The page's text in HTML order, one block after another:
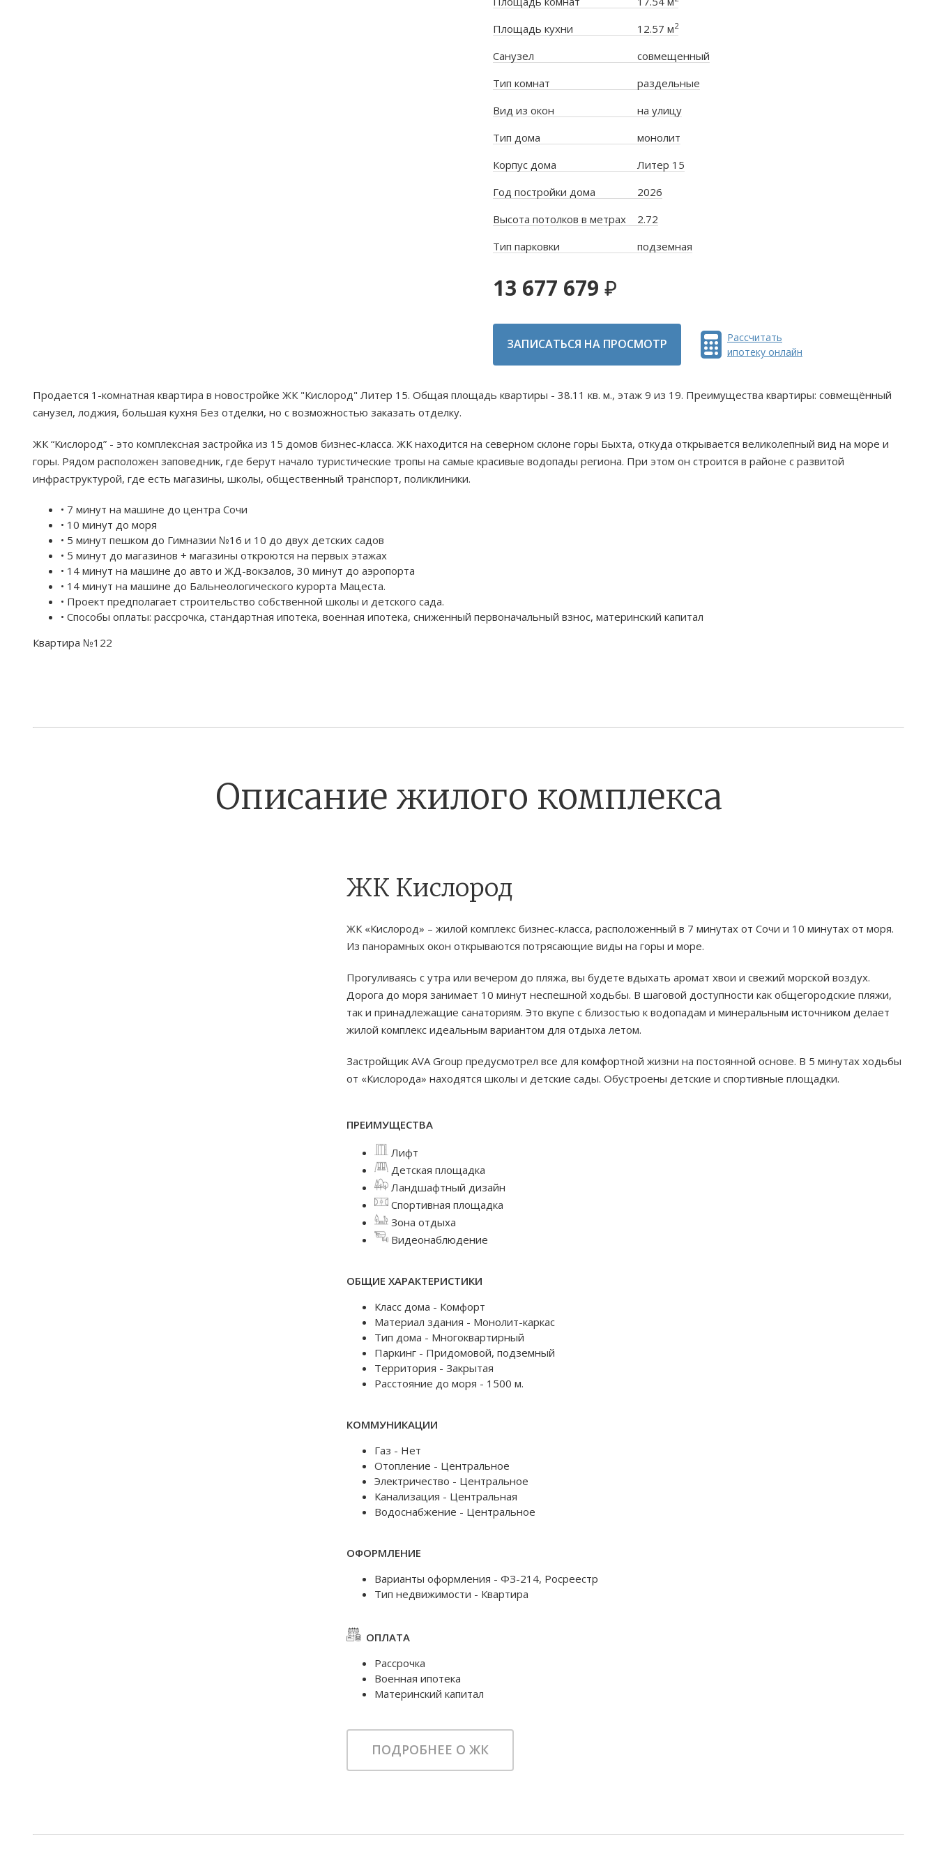
Площадь кухни 12.57 м2
Санузел
совмещенный
Тип комнат
раздельные
Вид из окон
на улицу
Тип дома
монолит
Корпус дома
Литер 15
Год постройки дома
2026
Высота потолков в метрах
2.72
Тип парковки
подземная
13 677 679
ЗАПИСАТЬСЯ НА ПРОСМОТР
Рассчитать
ипотеку онлайн
Продается 1-комнатная квартира в новостройке ЖК "Кислород" Литер 15. Общая площадь квартиры - 38.11 кв. м., этаж 9 из 19. Преимущества квартиры: совмещённый
санузел, лоджия, большая кухня Без отделки, но с возможностью заказать отделку.
ЖК “Кислород” - это комплексная застройка из 15 домов бизнес-класса. ЖК находится на северном склоне горы Быхта, откуда открывается великолепный вид на море и
горы. Рядом расположен заповедник, где берут начало туристические тропы на самые красивые водопады региона. При этом он строится в районе с развитой
инфраструктурой, где есть магазины, школы, общественный транспорт, поликлиники.
• 7 минут на машине до центра Сочи
• 10 минут до моря
• 5 минут пешком до Гимназии №16 и 10 до двух детских садов
• 5 минут до магазинов + магазины откроются на первых этажах
• 14 минут на машине до авто и ЖД-вокзалов, 30 минут до аэропорта
• 14 минут на машине до Бальнеологического курорта Мацеста.
• Проект предполагает строительство собственной школы и детского сада.
• Способы оплаты: рассрочка, стандартная ипотека, военная ипотека, сниженный первоначальный взнос, материнский капитал
Квартира №122
Описание жилого комплекса
ЖК Кислород
ЖК «Кислород» – жилой комплекс бизнес-класса, расположенный в 7 минутах от Сочи и 10 минутах от моря.
Из панорамных окон открываются потрясающие виды на горы и море.
Прогуливаясь с утра или вечером до пляжа, вы будете вдыхать аромат хвои и свежий морской воздух.
Дорога до моря занимает 10 минут неспешной ходьбы. В шаговой доступности как общегородские пляжи,
так и принадлежащие санаториям. Это вкупе с близостью к водопадам и минеральным источником делает
жилой комплекс идеальным вариантом для отдыха летом.
Застройщик AVA Group предусмотрел все для комфортной жизни на постоянной основе. В 5 минутах ходьбы
от «Кислорода» находятся школы и детские сады. Обустроены детские и спортивные площадки.
ПРЕИМУЩЕСТВА
Лифт
Детская площадка
Ландшафтный дизайн
Спортивная площадка
Зона отдыха
Видеонаблюдение
ОБЩИЕ ХАРАКТЕРИСТИКИ
Класс дома - Комфорт
Материал здания - Монолит-каркас
Тип дома - Многоквартирный
Паркинг - Придомовой, подземный
Территория - Закрытая
Расстояние до моря - 1500 м.
КОММУНИКАЦИИ
Газ - Нет
Отопление - Центральное
Электричество - Центральное
Канализация - Центральная
Водоснабжение - Центральное
ОФОРМЛЕНИЕ
Варианты оформления - ФЗ-214, Росреестр
Тип недвижимости - Квартира
ОПЛАТА
Рассрочка
Военная ипотека
Материнский капитал
ПОДРОБНЕЕ О ЖК